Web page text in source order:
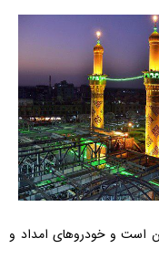
است و خودروهای امداد و